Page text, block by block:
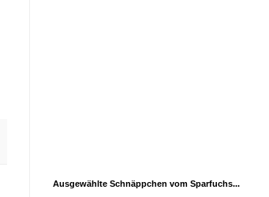
Ausgewählte Schnäppchen vom Sparfuchs...